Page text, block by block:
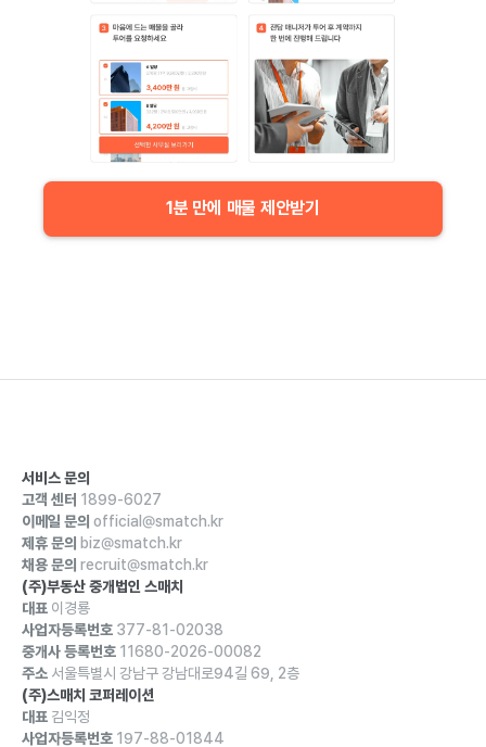
1분 만에 매물 제안받기
서비스 문의
고객 센터 1899-6027
이메일 문의 official@smatch.kr
제휴 문의 biz@smatch.kr
채용 문의 recruit@smatch.kr
(주)부동산 중개법인 스매치
대표 이경룡
사업자등록번호 377-81-02038
중개사 등록번호 11680-2026-00082
주소 서울특별시 강남구 강남대로94길 69, 2층
(주)스매치 코퍼레이션
대표 김익정
사업자등록번호 197-88-01844